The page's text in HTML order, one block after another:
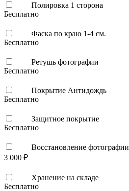
Полировка 1 сторона
Бесплатно
Фаска по краю 1-4 см.
Бесплатно
Ретушь фотографии
Бесплатно
Покрытие Антидождь
Бесплатно
Защитное покрытие
Бесплатно
Восстановление фотографии
3 000 ₽
Хранение на складе
Бесплатно